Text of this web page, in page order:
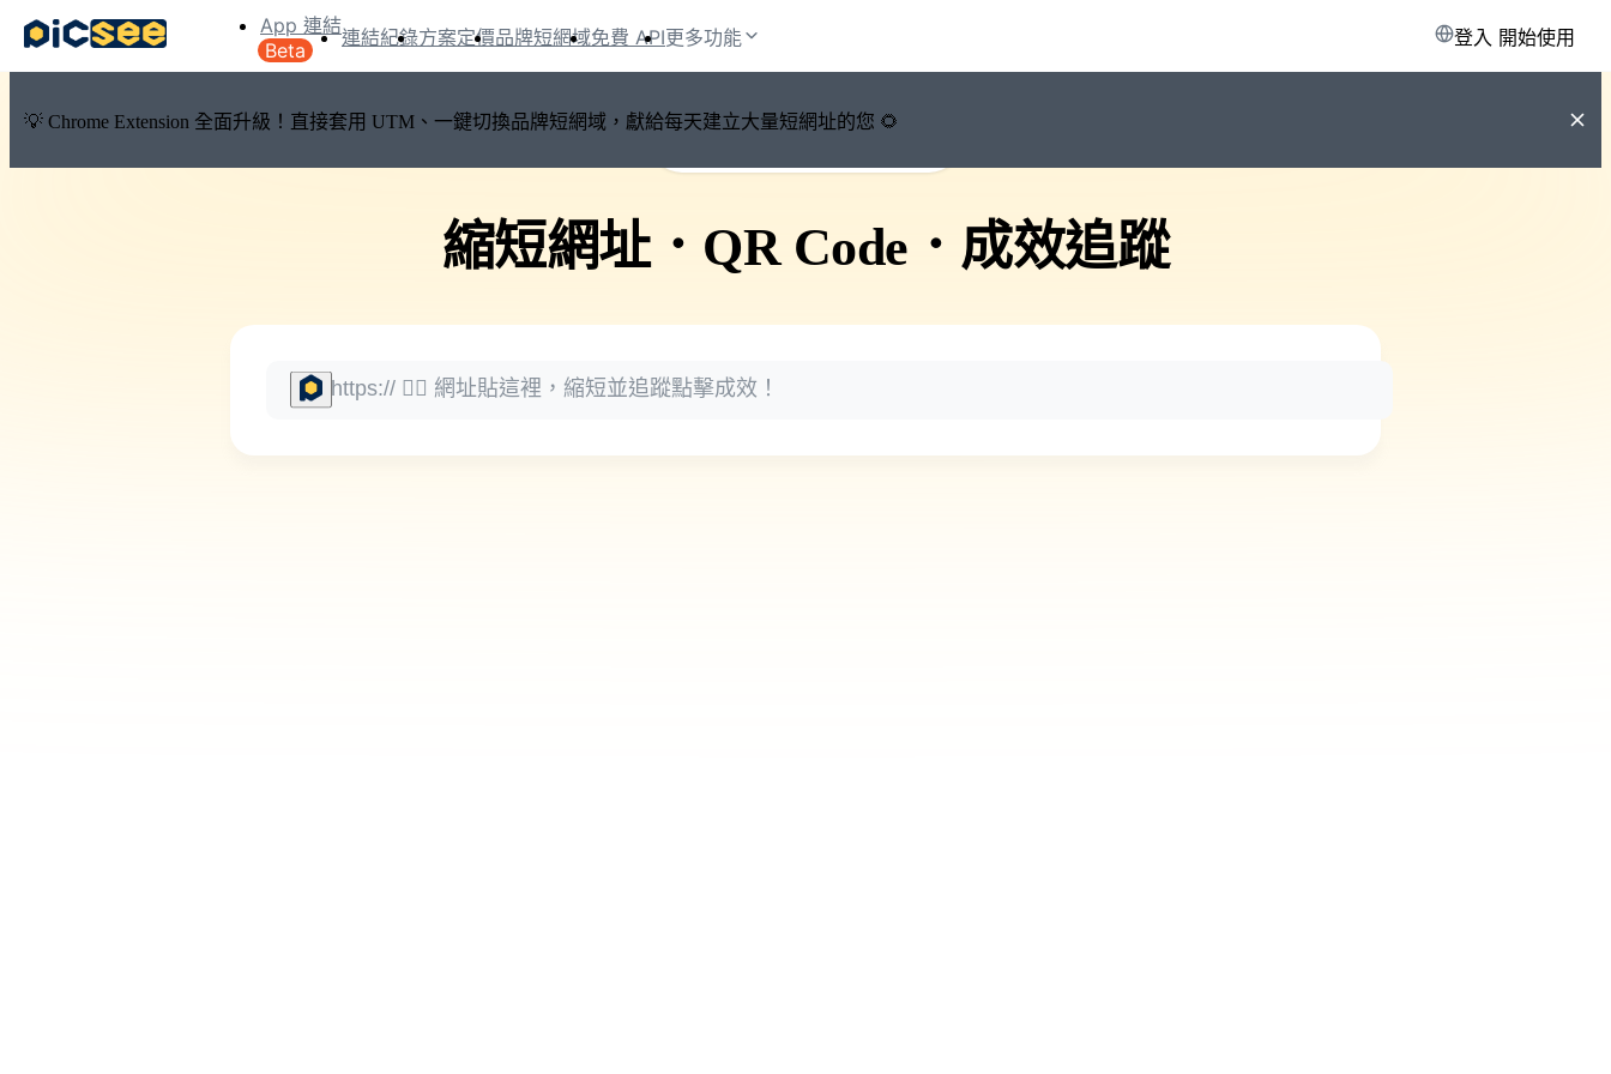
💡 Chrome Extension 全面升級！直接套用 UTM、一鍵切換品牌短網域，獻給每天建立大量短網址的您 🌻
App 連結
Beta
連結紀錄方案定價品牌短網域免費 API更多功能 登入 開始使用
🚀 PicSee 短網址永久有效
縮短網址． QR Code ． 成效追蹤